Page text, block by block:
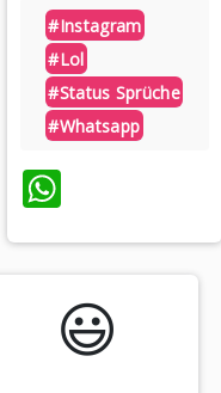
#instagram
#lol
#status Sprüche
#whatsapp
WhatsApp
😃️